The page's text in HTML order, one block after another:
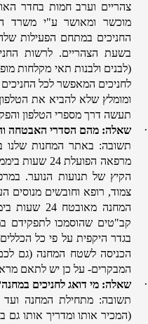
צהריים וערב חמות בחדר
מוכשר ומאושר ע"י משרד
החניכים במתחם הפעילות
בשעת הצהריים. לרשות
(לבנים ולבנות תאי מקלחות
לחניכים המאפשר לכל
ומומלץ שלא להביא את
תעשה דרך מספרי הטלפון
·
שאלה: מהם הסדרי האבטחה
תשובה: באתר המחנות שלנו
מרפאה
הקיץ של תנועות הנוער.
צמוד, רופא וחובשים מנוסים
המחנה
קב"טים שהוסמכו לתפקידם
בגדר היקפית על פי כל
הכניסה לשטח המחנה (גם לכם
המבקרים- על כן יש לתאם
·
שאלה: מי דואג לחניכים
תשובה: מתחילת המחנה ועד
(המכיר אותו ומדריך אותו גם